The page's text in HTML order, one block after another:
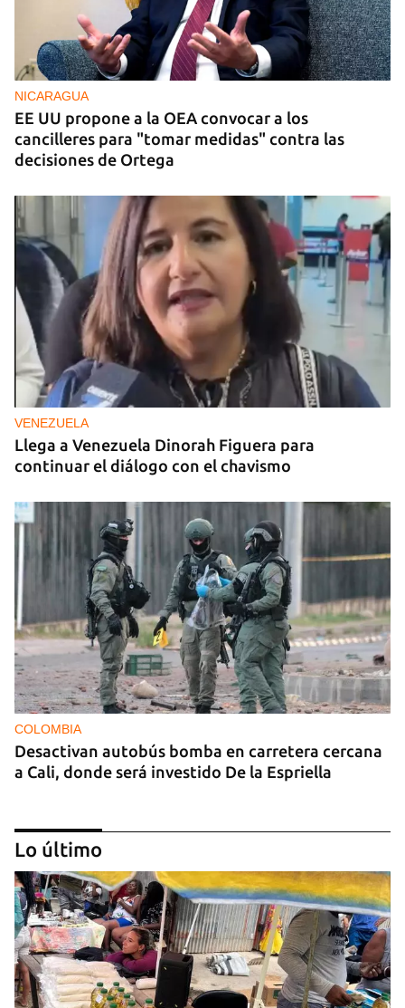
NICARAGUA
EE UU propone a la OEA convocar a los
cancilleres para "tomar medidas" contra las
decisiones de Ortega
VENEZUELA
Llega a Venezuela Dinorah Figuera para
continuar el diálogo con el chavismo
COLOMBIA
Desactivan autobús bomba en carretera cercana
a Cali, donde será investido De la Espriella
Lo último